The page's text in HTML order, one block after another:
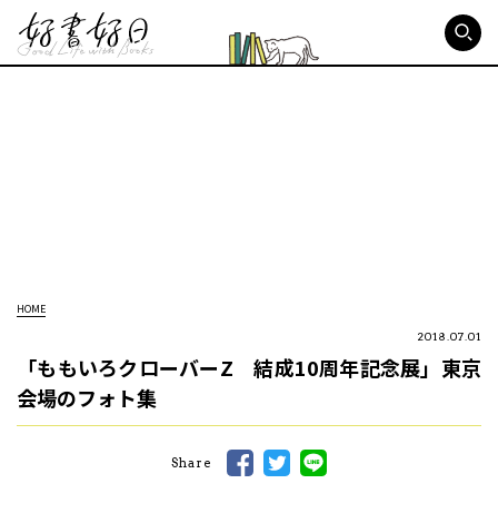
HOME
2018.07.01
「ももいろクローバーZ 結成10周年記念展」東京
会場のフォト集
Share